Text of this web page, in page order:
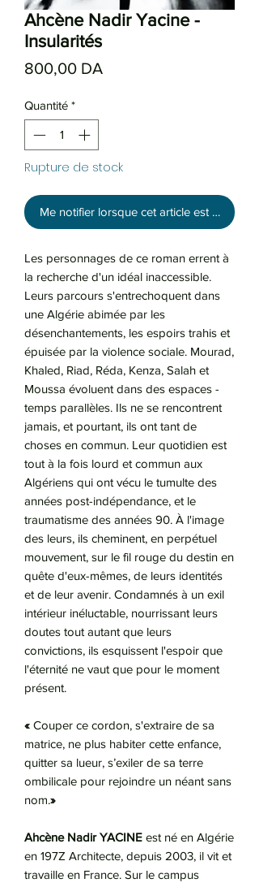
Ahcène Nadir Yacine -
Insularités
800,00 DA
Quantité *
Rupture de stock
Me notifier lorsque cet article est disponible
Les personnages de ce roman errent à
la recherche d'un idéal inaccessible.
Leurs parcours s'entrechoquent dans
une Algérie abimée par les
désenchantements, les espoirs trahis et
épuisée par la violence sociale. Mourad,
Khaled, Riad, Réda, Kenza, Salah et
Moussa évoluent dans des espaces -
temps parallèles. Ils ne se rencontrent
jamais, et pourtant, ils ont tant de
choses en commun. Leur quotidien est
tout à la fois lourd et commun aux
Algériens qui ont vécu le tumulte des
années post-indépendance, et le
traumatisme des années 90. À l'image
des leurs, ils cheminent, en perpétuel
mouvement, sur le fil rouge du destin en
quête d'eux-mêmes, de leurs identités
et de leur avenir. Condamnés à un exil
intérieur inéluctable, nourrissant leurs
doutes tout autant que leurs
convictions, ils esquissent l'espoir que
l'éternité ne vaut que pour le moment
présent.
« Couper ce cordon, s'extraire de sa
matrice, ne plus habiter cette enfance,
quitter sa lueur, s’exiler de sa terre
ombilicale pour rejoindre un néant sans
nom.»
Ahcène Nadir YACINE est né en Algérie
en 197Z Architecte, depuis 2003, il vit et
travaille en France. Sur le campus